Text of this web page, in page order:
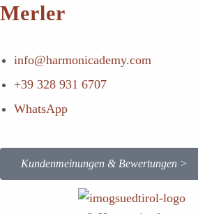
Merler
info@harmonicademy.com
+39 328 931 6707
WhatsApp
Kundenmeinungen & Bewertungen >